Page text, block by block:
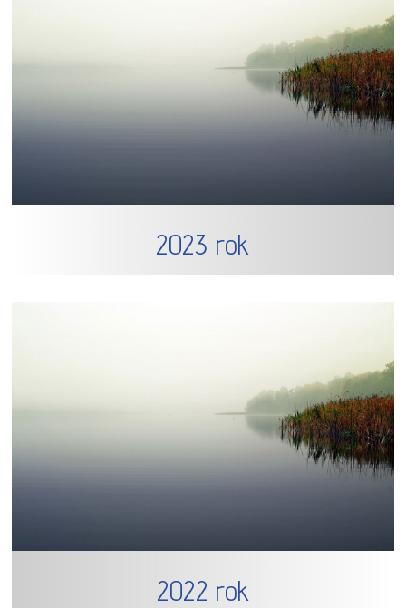
2023 rok
2022 rok